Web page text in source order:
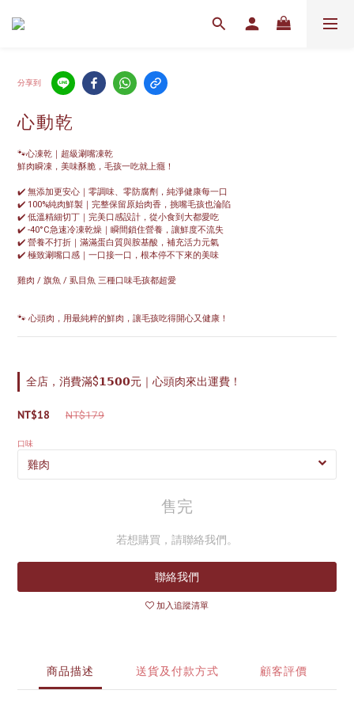
分享到
心動乾
🐾心凍乾｜超級涮嘴凍乾
鮮肉瞬凍，美味酥脆，毛孩一吃就上癮！
✔️ 無添加更安心｜零調味、零防腐劑，純淨健康每一口
✔️ 100%純肉鮮製｜完整保留原始肉香，挑嘴毛孩也淪陷
✔️ 低溫精細切丁｜完美口感設計，從小食到大都愛吃
✔️ -40°C急速冷凍乾燥｜瞬間鎖住營養，讓鮮度不流失
✔️ 營養不打折｜滿滿蛋白質與胺基酸，補充活力元氣
✔️ 極致涮嘴口感｜一口接一口，根本停不下來的美味
雞肉 / 旗魚 / 虱目魚 三種口味毛孩都超愛
🐾 心頭肉，用最純粹的鮮肉，讓毛孩吃得開心又健康！
全店，消費滿$𝟭𝟱𝟬𝟬元｜心頭肉來出運費！
NT$179
NT$18
口味
售完
若想購買，請聯絡我們。
聯絡我們
加入追蹤清單
商品描述 送貨及付款方式 顧客評價